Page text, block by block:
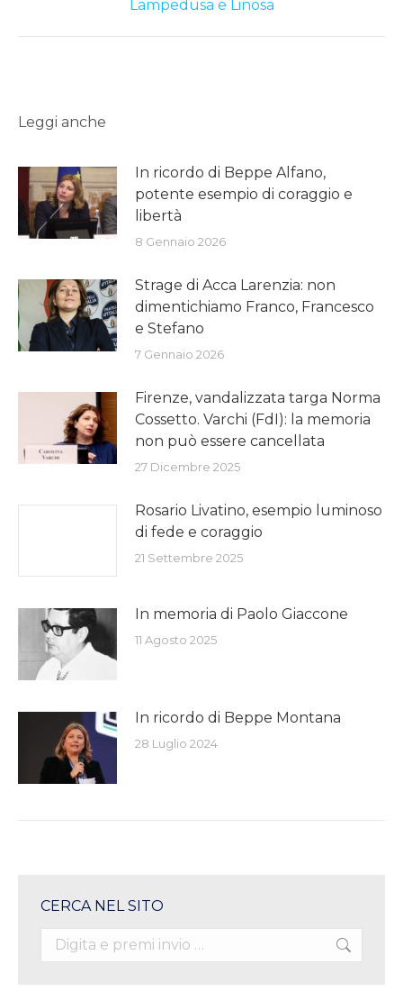
post:
Lampedusa e Linosa
Leggi anche
In ricordo di Beppe Alfano,
potente esempio di coraggio e
libertà
8 Gennaio 2026
Strage di Acca Larenzia: non
dimentichiamo Franco, Francesco
e Stefano
7 Gennaio 2026
Firenze, vandalizzata targa Norma
Cossetto. Varchi (FdI): la memoria
non può essere cancellata
27 Dicembre 2025
Rosario Livatino, esempio luminoso
di fede e coraggio
21 Settembre 2025
In memoria di Paolo Giaccone
11 Agosto 2025
In ricordo di Beppe Montana
28 Luglio 2024
CERCA NEL SITO
Search: